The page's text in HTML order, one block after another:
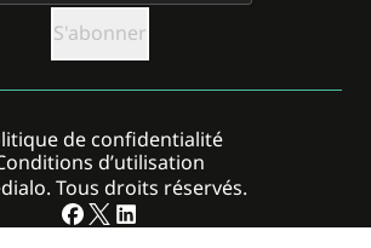
Tous droits réservés.
de confidentialité
d’utilisation